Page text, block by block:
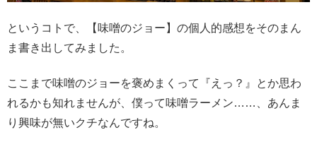
というコトで、【味噌のジョー】の個人的感想をそのまん
ま書き出してみました。
ここまで味噌のジョーを褒めまくって『えっ？』とか思わ
れるかも知れませんが、僕って味噌ラーメン……、あんま
り興味が無いクチなんですね。